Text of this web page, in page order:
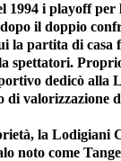
1994 i playoff
il doppio
la partita di casa
spettatori.
dedicò alla
di valorizzazione
la Lodigiani
noto come